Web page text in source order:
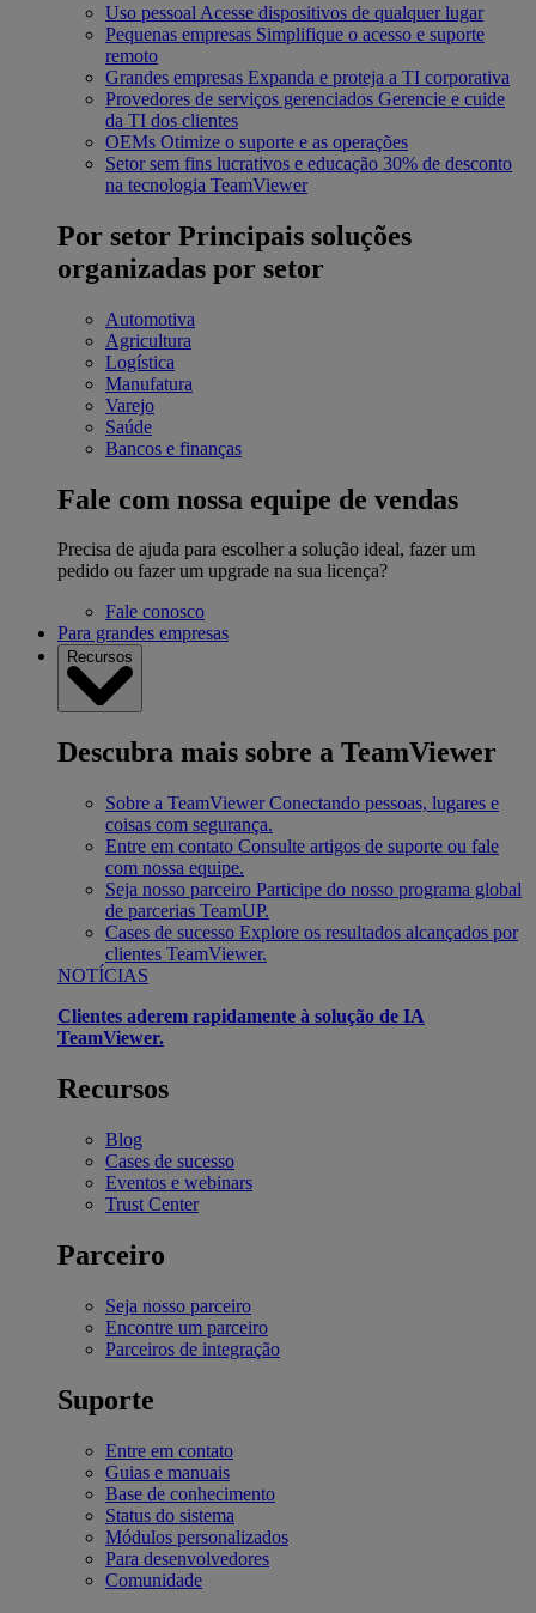
Uso pessoal Acesse dispositivos de qualquer lugar
Pequenas empresas Simplifique o acesso e suporte
remoto
Grandes empresas Expanda e proteja a TI corporativa
Provedores de serviços gerenciados Gerencie e cuide
da TI dos clientes
OEMs Otimize o suporte e as operações
Setor sem fins lucrativos e educação 30% de desconto
na tecnologia TeamViewer
Por setor Principais soluções
organizadas por setor
Automotiva
Agricultura
Logística
Manufatura
Varejo
Saúde
Bancos e finanças
Fale com nossa equipe de vendas
Precisa de ajuda para escolher a solução ideal, fazer um
pedido ou fazer um upgrade na sua licença?
Fale conosco
Para grandes empresas
Recursos
Descubra mais sobre a TeamViewer
Sobre a TeamViewer Conectando pessoas, lugares e
coisas com segurança.
Entre em contato Consulte artigos de suporte ou fale
com nossa equipe.
Seja nosso parceiro Participe do nosso programa global
de parcerias TeamUP.
Cases de sucesso Explore os resultados alcançados por
clientes TeamViewer.
NOTÍCIAS
Clientes aderem rapidamente à solução de IA
TeamViewer.
Recursos
Blog
Cases de sucesso
Eventos e webinars
Trust Center
Parceiro
Seja nosso parceiro
Encontre um parceiro
Parceiros de integração
Suporte
Entre em contato
Guias e manuais
Base de conhecimento
Status do sistema
Módulos personalizados
Para desenvolvedores
Comunidade